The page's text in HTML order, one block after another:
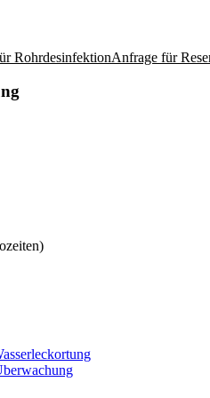
RohrdesinfektionAnfrage für